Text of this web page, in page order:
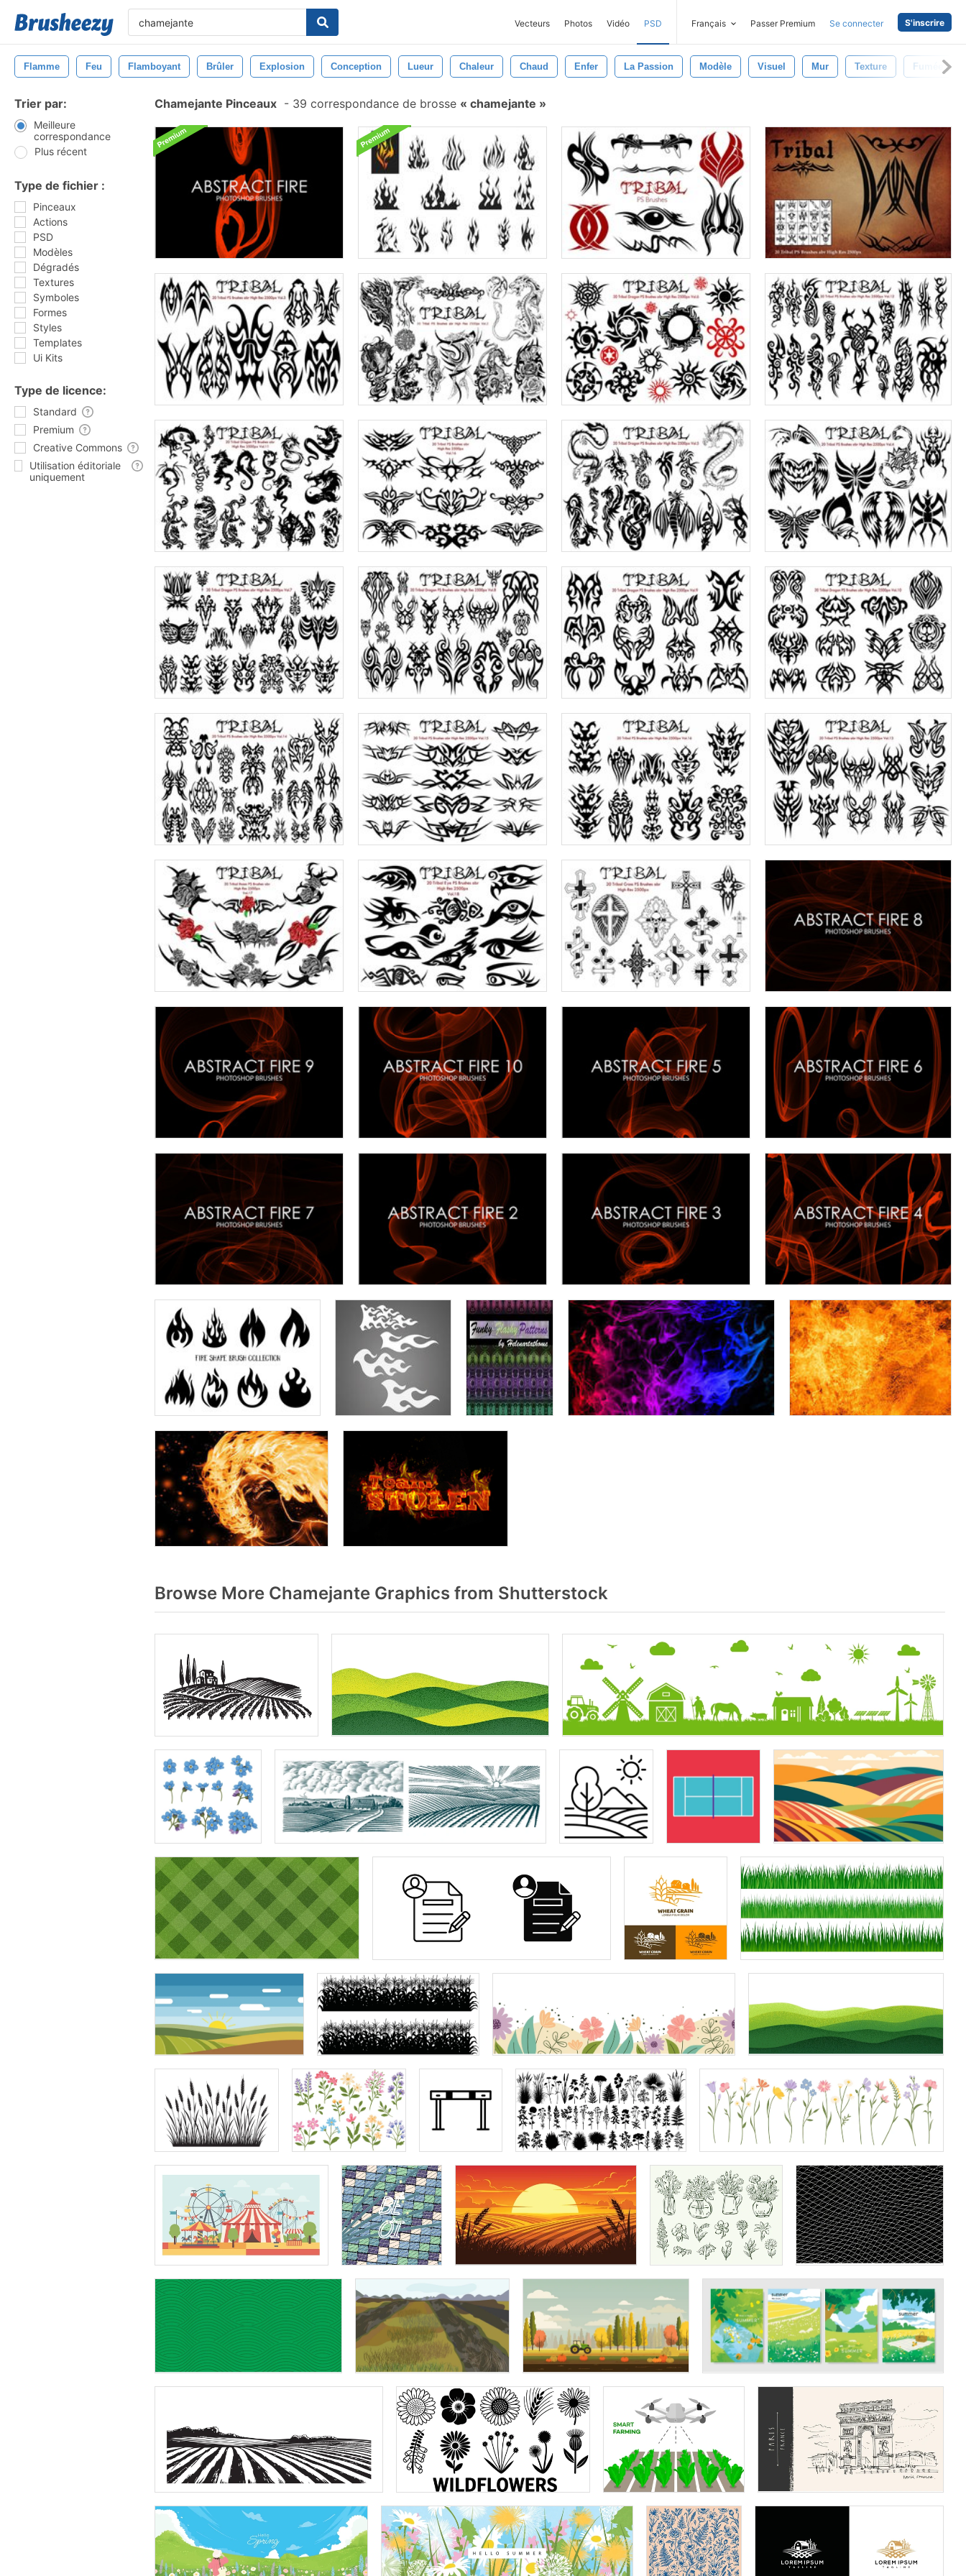
Vecteurs Photos Vidéo PSD Français Passer Premium Se connecter S'inscrire
Flamme Feu Flamboyant Brûler Explosion Conception Lueur Chaleur Chaud Enfer La Passion Modèle Visuel Mur Texture Fumée
Trier par:
Meilleure
correspondance
Plus récent
Type de fichier :
Pinceaux
Actions
PSD
Modèles
Dégradés
Textures
Symboles
Formes
Styles
Templates
Ui Kits
Type de licence:
Standard
Premium
Creative Commons
Utilisation éditoriale
uniquement
Chamejante Pinceaux - 39 correspondance de brosse chamejante
Browse More Chamejante Graphics from Shutterstock